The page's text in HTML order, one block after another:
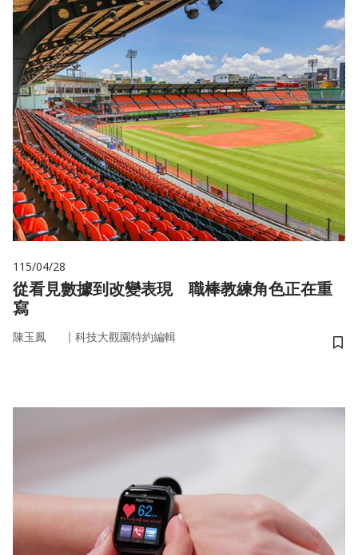
115/04/28
從看見數據到改變表現 職棒教練角色正在重
寫
陳玉鳳 ｜ 科技大觀園特約編輯
儲